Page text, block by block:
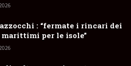
: “fermate i rincari dei
per le isole”